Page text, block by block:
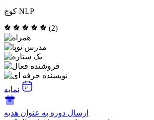
کوچ NLP
(2)
نمایه
ارسال دوره به عنوان هدیه